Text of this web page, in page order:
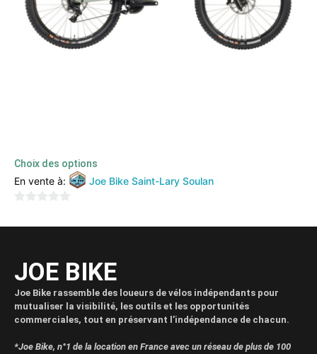
Choix des options
En vente à: Joe Bike Saint-Lary Soulan
sur
JOE BIKE
Joe Bike rassemble des loueurs de vélos indépendants pour
mutualiser la visibilité, les outils et les opportunités
commerciales, tout en préservant l’indépendance de chacun.
*Joe Bike, n°1 de la location en France avec un réseau de plus de 100